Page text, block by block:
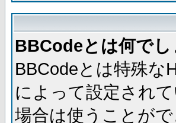
BBCodeとは何でし
BBCodeとは特殊な
によって設定され
場合は使うことが